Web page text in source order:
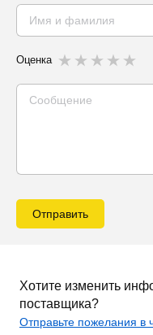
Оценка
Отправить
Хотите изменить
поставщика?
Отправьте пожелания в